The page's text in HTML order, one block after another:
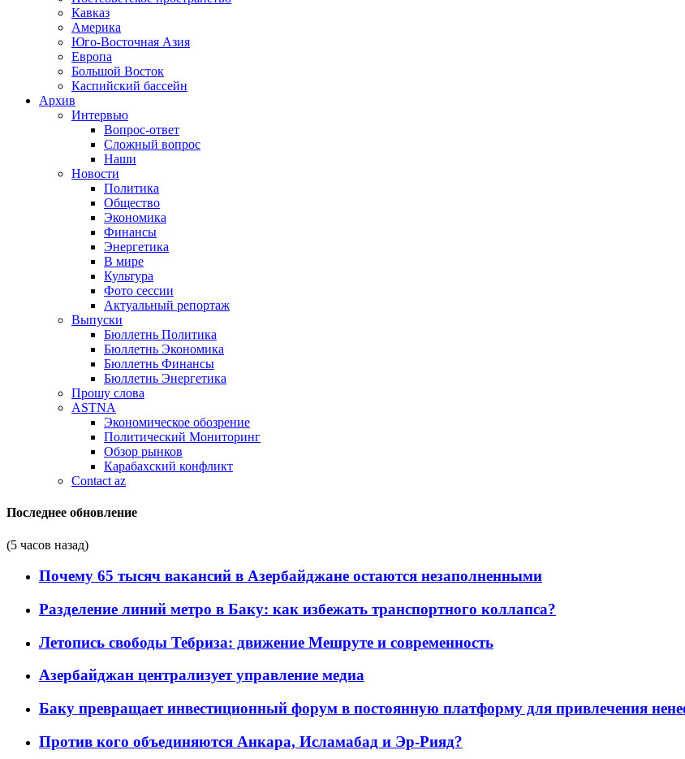
Кавказ
Америка
Юго-Восточная Азия
Европа
Большой Восток
Каспийский бассейн
Архив
Интервью
Вопрос-ответ
Сложный вопрос
Наши
Новости
Политика
Общество
Экономика
Финансы
Энергетика
В мире
Культура
Фото сессии
Актуальный репортаж
Выпуски
Бюллетнь Политика
Бюллетнь Экономика
Бюллетнь Финансы
Бюллетнь Энергетика
Прошу слова
ASTNA
Экономическое обозрение
Политический Мониторинг
Обзор рынков
Карабахский конфликт
Contact az
Последнее обновление
(5 часов назад)
Почему 65 тысяч вакансий в Азербайджане остаются незаполненными
Разделение линий метро в Баку: как избежать транспортного коллапса?
Летопись свободы Тебриза: движение Мешруте и современность
Азербайджан централизует управление медиа
Баку превращает инвестиционный форум в постоянную платформу для привлечения
Против кого объединяются Анкара, Исламабад и Эр-Рияд?